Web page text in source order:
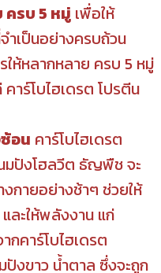
ครบ 5 หมู่ เพื่อให้
ำเป็นอย่างครบถ้วน
ให้หลากหลาย ครบ 5 หมู่
าร์โบไฮเดรต โปรตีน
อน คาร์โบไฮเดรต
มปังโฮลวีต ธัญพืช จะ
กายอย่างช้าๆ ช่วยให้
ละให้พลังงาน แก่
กคาร์โบไฮเดรต
ปังขาว น้ำตาล ซึ่งจะถูก